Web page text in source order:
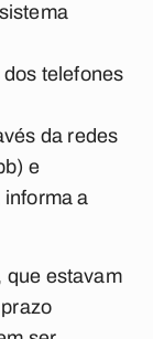
telefones
da redes
e
informa a
que estavam